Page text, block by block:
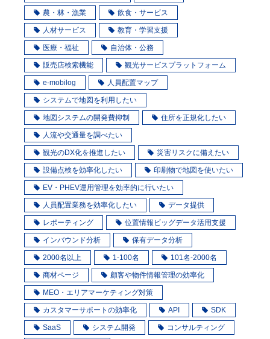
農・林・漁業 飲食・サービス
人材サービス 教育・学習支援
医療・福祉 自治体・公務
販売店検索機能 観光サービスプラットフォーム
e-mobilog 人員配置マップ
システムで地図を利用したい
地図システムの開発費抑制 住所を正規化したい
人流や交通量を調べたい
観光のDX化を推進したい 災害リスクに備えたい
設備点検を効率化したい 印刷物で地図を使いたい
EV・PHEV運用管理を効率的に行いたい
人員配置業務を効率化したい データ提供
レポーティング 位置情報ビッグデータ活用支援
インバウンド分析 保有データ分析
2000名以上 1-100名 101名-2000名
商材ページ 顧客や物件情報管理の効率化
MEO・エリアマーケティング対策
カスタマーサポートの効率化 API SDK
SaaS システム開発 コンサルティング